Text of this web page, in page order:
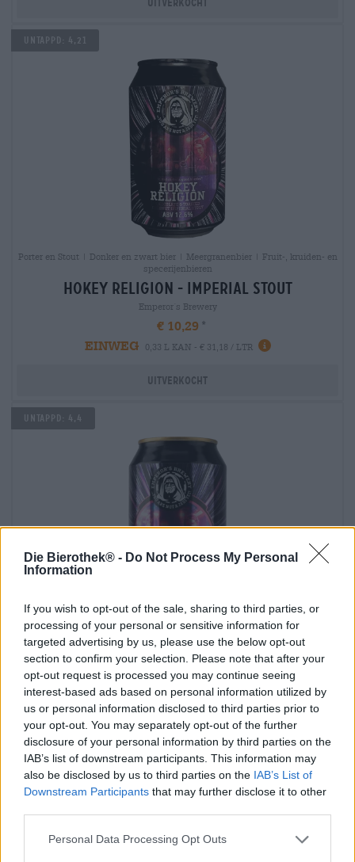
Die Bierothek® - Do Not Process My Personal
Information
If you wish to opt-out of the sale, sharing to third parties, or
processing of your personal or sensitive information for
targeted advertising by us, please use the below opt-out
section to confirm your selection. Please note that after your
opt-out request is processed you may continue seeing
interest-based ads based on personal information utilized by
us or personal information disclosed to third parties prior to
your opt-out. You may separately opt-out of the further
disclosure of your personal information by third parties on the
IAB’s list of downstream participants. This information may
also be disclosed by us to third parties on the IAB’s List of
Downstream Participants that may further disclose it to other
Personal Data Processing Opt Outs
Untappd: 4,21
Porter en Stout | Donker en zwart bier | Meergranenbier | Fruit-, kruiden- en
specerijenbieren
hokey religion - imperial stout
Emperor´s Brewery
€ 10,29
EINWEG
0,33 L KAN - € 31,18 / LTR
Uitverkocht
Untappd: 4,4
Porter en Stout | Op vat gerijpte bieren | Donker en zwart bier |
Meergranenbier | Fruit-, kruiden- en specerijenbieren
hokey religion - four roses ba
Emperor´s Brewery
€ 12,69
EINWEG
0,33 L KAN - € 38,45 / LTR
Uitverkocht
Untappd: 4,41